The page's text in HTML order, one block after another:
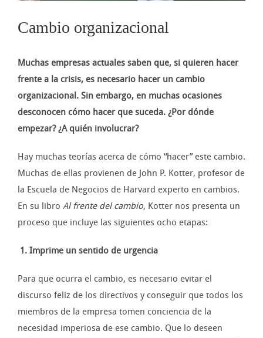
Cambio organizacional
Muchas empresas actuales saben que, si quieren hacer
frente a la crisis, es necesario hacer un cambio
organizacional. Sin embargo, en muchas ocasiones
desconocen cómo hacer que suceda. ¿Por dónde
empezar? ¿A quién involucrar?
Hay muchas teorías acerca de cómo “hacer” este cambio.
Muchas de ellas provienen de John P. Kotter, profesor de
la Escuela de Negocios de Harvard experto en cambios.
En su libro Al frente del cambio, Kotter nos presenta un
proceso que incluye las siguientes ocho etapas:
1. Imprime un sentido de urgencia
Para que ocurra el cambio, es necesario evitar el
discurso feliz de los directivos y conseguir que todos los
miembros de la empresa tomen conciencia de la
necesidad imperiosa de ese cambio. Que lo deseen